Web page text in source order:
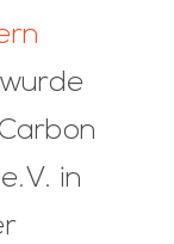
in